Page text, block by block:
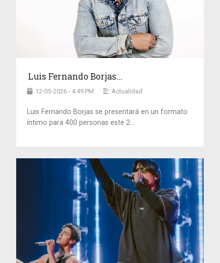
Luis Fernando Borjas...
12-05-2026 - 4:49 PM Actualidad
Luis Fernando Borjas se presentará en un formato
íntimo para 400 personas este 2...